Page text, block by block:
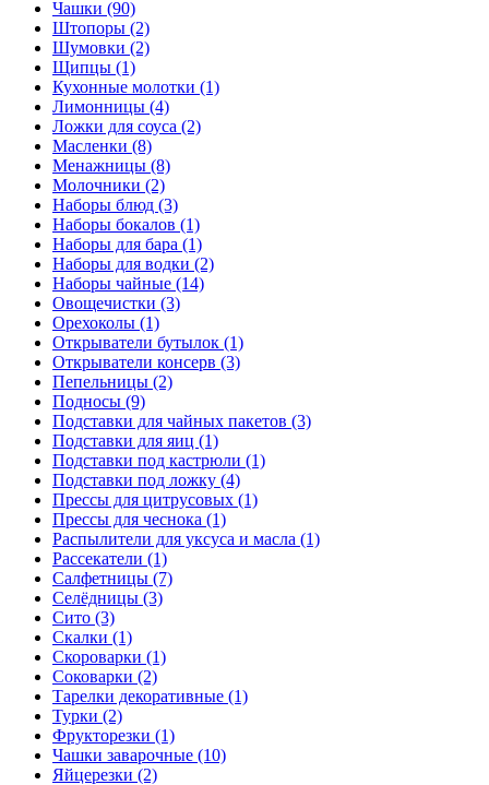
Чашки (90)
Штопоры (2)
Шумовки (2)
Щипцы (1)
Кухонные молотки (1)
Лимонницы (4)
Ложки для соуса (2)
Масленки (8)
Менажницы (8)
Молочники (2)
Наборы блюд (3)
Наборы бокалов (1)
Наборы для бара (1)
Наборы для водки (2)
Наборы чайные (14)
Овощечистки (3)
Орехоколы (1)
Открыватели бутылок (1)
Открыватели консерв (3)
Пепельницы (2)
Подносы (9)
Подставки для чайных пакетов (3)
Подставки для яиц (1)
Подставки под кастрюли (1)
Подставки под ложку (4)
Прессы для цитрусовых (1)
Прессы для чеснока (1)
Распылители для уксуса и масла (1)
Рассекатели (1)
Салфетницы (7)
Селёдницы (3)
Сито (3)
Скалки (1)
Скороварки (1)
Соковарки (2)
Тарелки декоративные (1)
Турки (2)
Фрукторезки (1)
Чашки заварочные (10)
Яйцерезки (2)